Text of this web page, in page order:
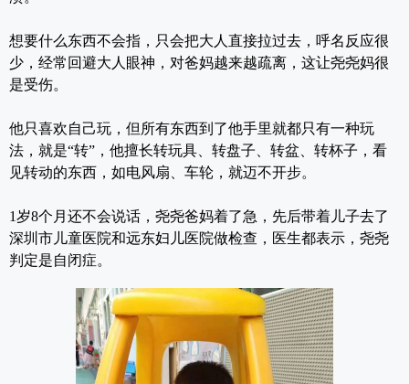
想要什么东西不会指，只会把大人直接拉过去，呼名反应很
少，经常回避大人眼神，对爸妈越来越疏离，这让尧尧妈很
是受伤。
他只喜欢自己玩，但所有东西到了他手里就都只有一种玩
法，就是“转”，他擅长转玩具、转盘子、转盆、转杯子，看
见转动的东西，如电风扇、车轮，就迈不开步。
1岁8个月还不会说话，尧尧爸妈着了急，先后带着儿子去了
深圳市儿童医院和远东妇儿医院做检查，医生都表示，尧尧
判定是自闭症。